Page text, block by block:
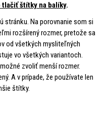
tlačiť štítky na balíky.
stránku. Na porovnanie som si
rozšírený rozmer, pretože sa
od všetkých mysliteľných
vo všetkých variantoch.
zvoliť menší rozmer.
A v prípade, že používate len
štítky.